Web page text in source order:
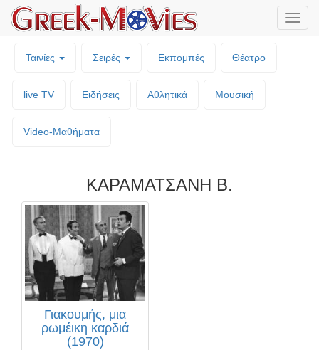
Ταινίες Σειρές Εκπομπές Θέατρο
live TV Ειδήσεις Αθλητικά Μουσική
Video-Mαθήματα
ΚΑΡΑΜΑΤΣΑΝΗ Β.
Γιακουμής, μια
ρωμέικη καρδιά
(1970)